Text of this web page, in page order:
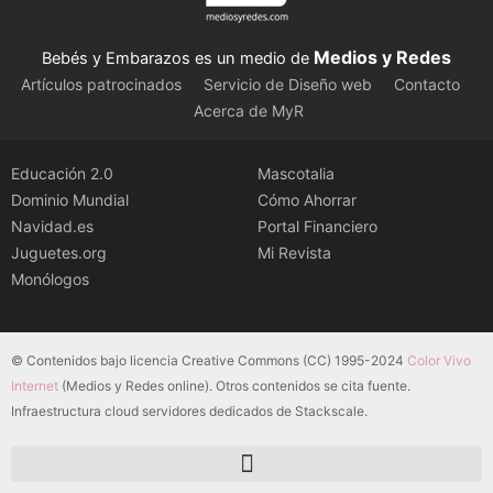
Bebés y Embarazos es un medio de Medios y Redes
Artículos patrocinados Servicio de Diseño web
Contacto
Acerca de MyR
Educación 2.0
Dominio Mundial
Navidad.es
Juguetes.org
Monólogos
Mascotalia
Cómo Ahorrar
Portal Financiero
Mi Revista
© Contenidos bajo licencia Creative Commons (CC) 1995-2024 Color Vivo
Internet (Medios y Redes online). Otros contenidos se cita fuente.
Infraestructura cloud servidores dedicados de Stackscale.